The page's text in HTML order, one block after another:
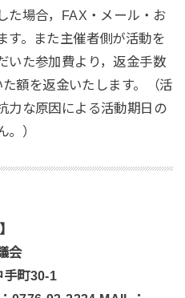
た場合，FAX・メール・お
す。また主催者側が活動を
いた参加費より，返金手数
額を返金いたします。（活
力な原因による活動期日の
。）
会
手町30-1